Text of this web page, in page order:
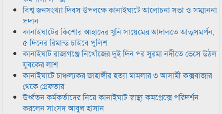
বিশ্ব জনসংখ্যা দিবস উপলক্ষে কানাইঘাটে আলোচনা সভা ও সম্মাননা
প্রদান
কানাইঘাটের কিশোর আহাদের খুনি সায়েমের আদালতে আত্মসমর্পন,
৫ দিনের রিমান্ড চাইবে পুলিশ
কানাইঘাট রাজাগঞ্জে নিখোঁজের দুই দিন পর সুরমা নদীতে ভেসে উঠল
যুবকের লাশ
কানাইঘাটে চাঞ্চল্যকর জাহাঙ্গীর হত্যা মামলার ৩ আসামী কক্সবাজার
থেকে গ্রেফতার
উর্ধ্বতন কর্মকর্তাদের নিয়ে কানাইঘাট স্বাস্থ্য কমপ্লেক্সে পরিদর্শন
করলেন সাংসদ আবুল হাসান